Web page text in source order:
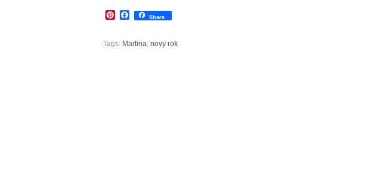
Pinterest
Facebook
Share
Tags: Martina novy rok